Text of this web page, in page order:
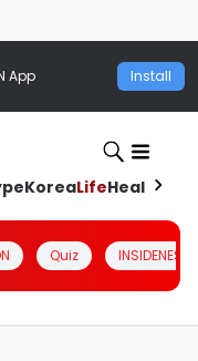
App Install
KoreaLifeHealth
Quiz INSIDENESIA